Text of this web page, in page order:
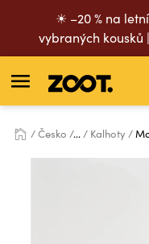
☀ –20 % na
vybraných kousků
Česko ... Kalhoty